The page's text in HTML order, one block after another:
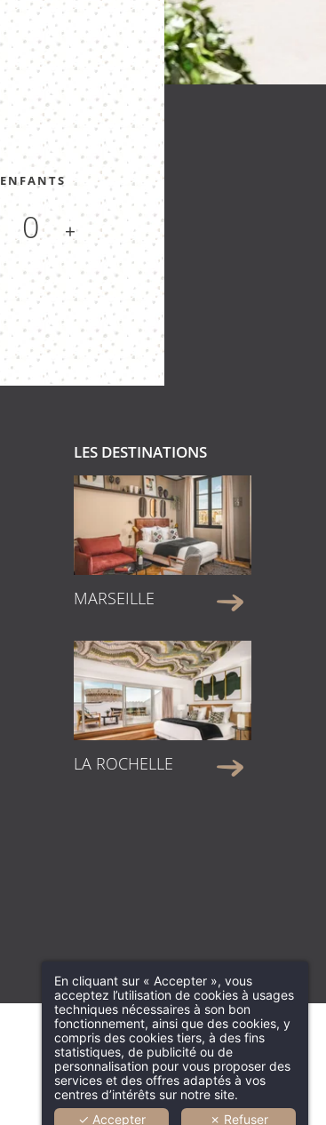
ENFANTS
+
LES DESTINATIONS
MARSEILLE
LA ROCHELLE
En cliquant sur « Accepter », vous
acceptez l’utilisation de cookies à usages
techniques nécessaires à son bon
fonctionnement, ainsi que des cookies, y
compris des cookies tiers, à des fins
statistiques, de publicité ou de
personnalisation pour vous proposer des
services et des offres adaptés à vos
centres d’intérêts sur notre site.
✓ Accepter
✗ Refuser